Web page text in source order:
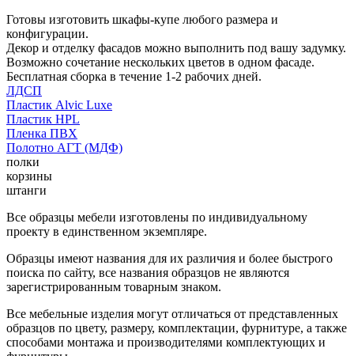
Готовы изготовить шкафы-купе любого размера и
конфигурации.
Декор и отделку фасадов можно выполнить под вашу задумку.
Возможно сочетание нескольких цветов в одном фасаде.
Бесплатная сборка в течение 1-2 рабочих дней.
ЛДСП
Пластик Alvic Luxe
Пластик HPL
Пленка ПВХ
Полотно АГТ (МДФ)
полки
корзины
штанги
Все образцы мебели изготовлены по индивидуальному
проекту в единственном экземпляре.
Образцы имеют названия для их различия и более быстрого
поиска по сайту, все названия образцов не являются
зарегистрированным товарным знаком.
Все мебельные изделия могут отличаться от представленных
образцов по цвету, размеру, комплектации, фурнитуре, а также
способами монтажа и производителями комплектующих и